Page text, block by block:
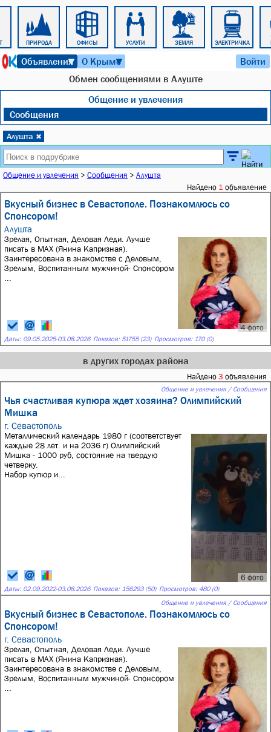
ПРИРОДА ОФИСЫ УСЛУГИ ЗЕМЛЯ ЭЛЕКТРИЧКА
Объявления
▼ О Крыме
▼ Войти
Обмен сообщениями в Алуште
Общение и увлечения
Сообщения
Алушта ✖
Общение и увлечения > Сообщения > Алушта
Найдено 1 объявление
Вкусный бизнес в Севастополе. Познакомлюсь со
Спонсором!
Алушта
4 фото
Зрелая, Опытная, Деловая Леди. Лучше
писать в МАХ (Янина Капризная).
Заинтересована в знакомстве с Деловым,
Зрелым, Воспитанным мужчиной- Спонсором
Даты: 09.05.2025-03.08.2026 Показов: 51755 (23) Просмотров: 170 (0)
в других городах района
Найдено 3 объявления
Общение и увлечения / Сообщения
Чья счастливая купюра ждет хозяина? Олимпийский
Мишка
г. Севастополь
6 фото
Металлический календарь 1980 г (соответствует
каждые 28 лет. и на 2036 г) Олимпийский
Мишка - 1000 руб, состояние на твердую
четверку.
Набор купюр и...
Даты: 02.09.2022-03.08.2026 Показов: 156293 (50) Просмотров: 480 (0)
Общение и увлечения / Сообщения
Вкусный бизнес в Севастополе. Познакомлюсь со
Спонсором!
г. Севастополь
Зрелая, Опытная, Деловая Леди. Лучше
писать в МАХ (Янина Капризная).
Заинтересована в знакомстве с Деловым,
Зрелым, Воспитанным мужчиной- Спонсором